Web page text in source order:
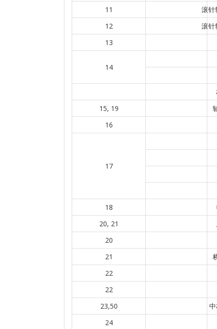
11
滚针
12
滚针
13
14
15, 19
16
17
18
20, 21
20
21
22
22
23,50
24